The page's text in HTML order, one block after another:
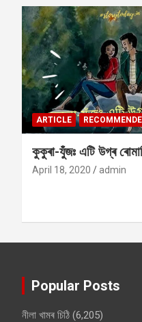
ARTICLE
কুকুৰা-যুঁজঃ এটি উগ্ৰ
April 18, 2020 admin
Popular Posts
নীলা খামৰ চিঠি (6,205)